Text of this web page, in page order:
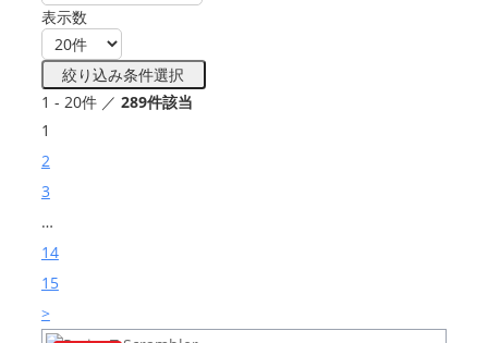
表示数
絞り込み条件選択
1 - 20件 ／ 289件該当
1
2
3
…
14
15
>